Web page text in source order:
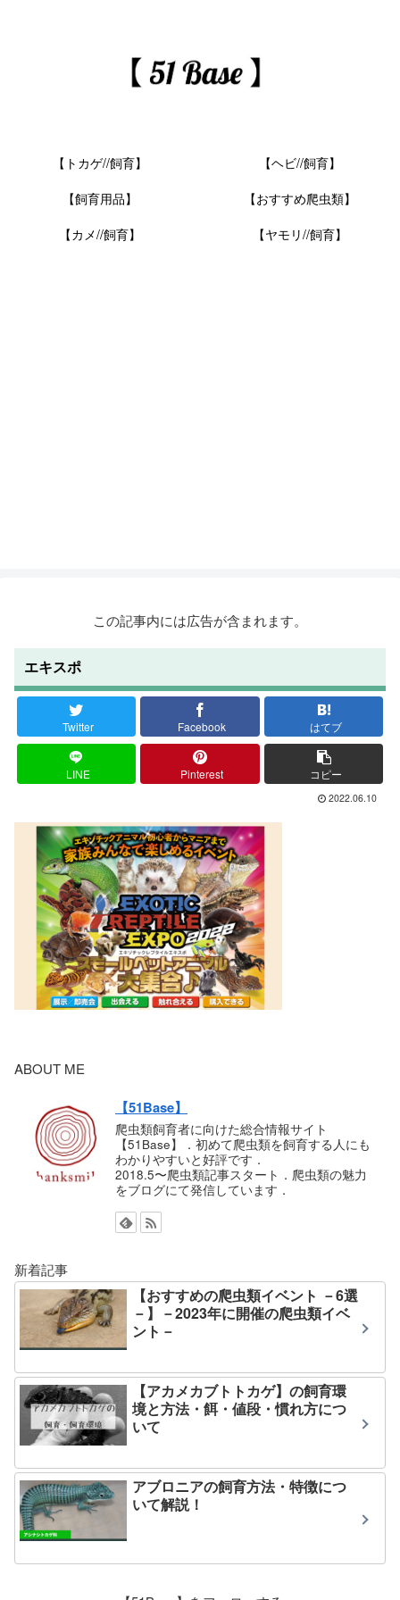
【トカゲ//飼育】
【ヘビ//飼育】
【飼育用品】
【おすすめ爬虫類】
【カメ//飼育】
【ヤモリ//飼育】
この記事内には広告が含まれます。
エキスポ
Twitter Facebook はてブ
LINE Pinterest コピー
2022.06.10
ABOUT ME
【51Base】
爬虫類飼育者に向けた総合情報サイト
【51Base】．初めて爬虫類を飼育する人にも
わかりやすいと好評です．
2018.5〜爬虫類記事スタート．爬虫類の魅力
をブログにて発信しています．
新着記事
【おすすめの爬虫類イベント －6選
－】－2023年に開催の爬虫類イベ
ント－
【アカメカブトトカゲ】の飼育環
境と方法・餌・値段・慣れ方につ
いて
アブロニアの飼育方法・特徴につ
いて解説！